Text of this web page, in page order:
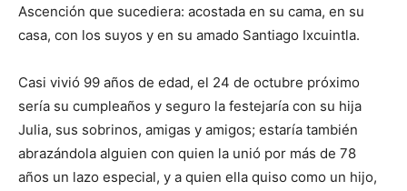
Ascención que sucediera: acostada en su cama, en su
casa, con los suyos y en su amado Santiago Ixcuintla.
Casi vivió 99 años de edad, el 24 de octubre próximo
sería su cumpleaños y seguro la festejaría con su hija
Julia, sus sobrinos, amigas y amigos; estaría también
abrazándola alguien con quien la unió por más de 78
años un lazo especial, y a quien ella quiso como un hijo,